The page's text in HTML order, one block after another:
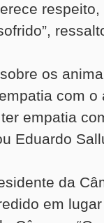
respeito,
os
com o
empatia
Eduardo
da
em